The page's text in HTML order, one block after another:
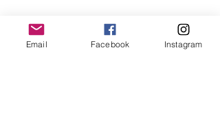
Email Facebook Instagram